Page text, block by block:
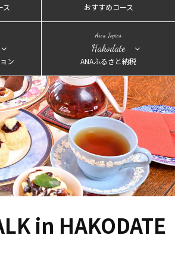
ス おすすめコース
ン
Area Topics
Hakodate
ANAふるさと納税
in HAKODATE